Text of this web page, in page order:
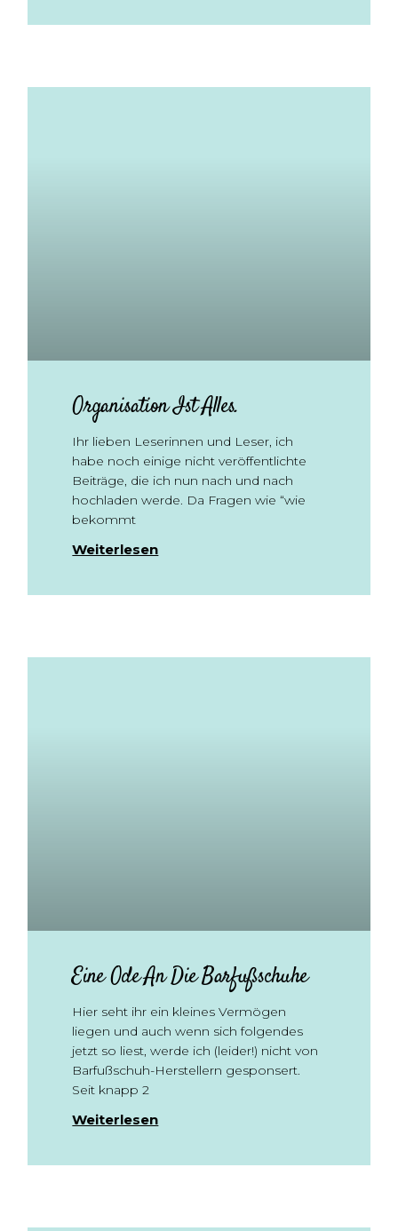
Organisation Ist Alles.
Ihr lieben Leserinnen und Leser, ich
habe noch einige nicht veröffentlichte
Beiträge, die ich nun nach und nach
hochladen werde. Da Fragen wie “wie
bekommt
Weiterlesen
Eine Ode An Die Barfußschuhe
Hier seht ihr ein kleines Vermögen
liegen und auch wenn sich folgendes
jetzt so liest, werde ich (leider!) nicht von
Barfußschuh-Herstellern gesponsert.
Seit knapp 2
Weiterlesen